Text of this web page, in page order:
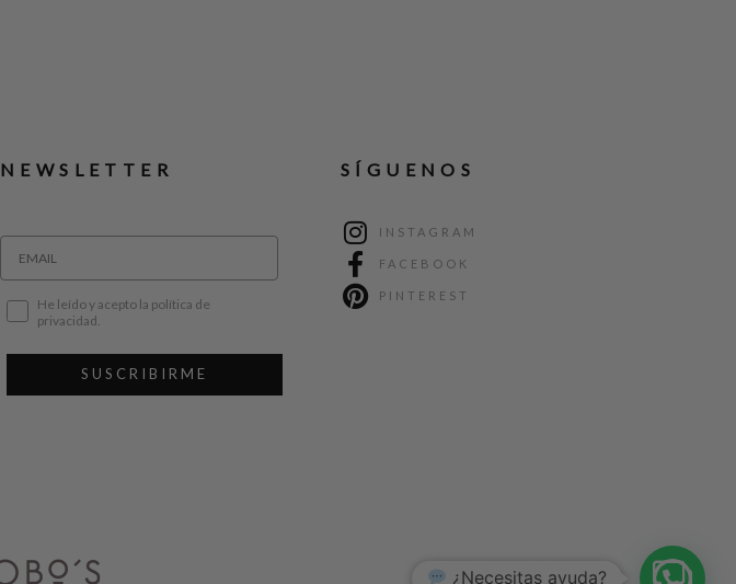
NEWSLETTER
He leído y acepto la política de
privacidad.
SUSCRIBIRME
SÍGUENOS
INSTAGRAM
FACEBOOK
PINTEREST
¿Necesitas ayuda?